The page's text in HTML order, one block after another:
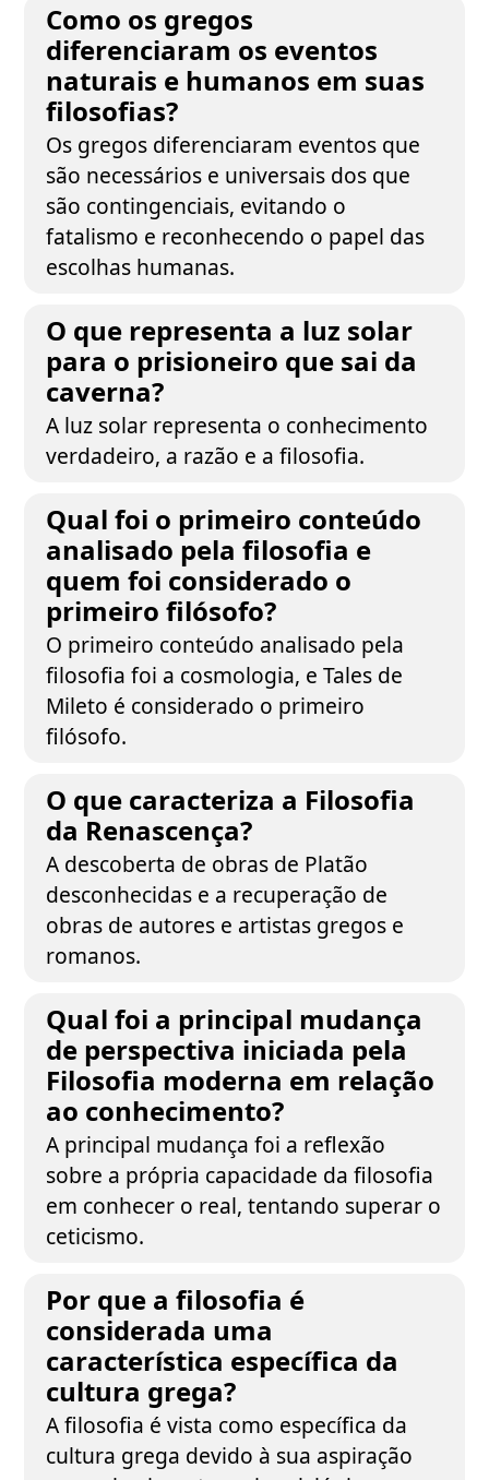
Como os gregos
diferenciaram os eventos
naturais e humanos em suas
filosofias?
Os gregos diferenciaram eventos que
são necessários e universais dos que
são contingenciais, evitando o
fatalismo e reconhecendo o papel das
escolhas humanas.
O que representa a luz solar
para o prisioneiro que sai da
caverna?
A luz solar representa o conhecimento
verdadeiro, a razão e a filosofia.
Qual foi o primeiro conteúdo
analisado pela filosofia e
quem foi considerado o
primeiro filósofo?
O primeiro conteúdo analisado pela
filosofia foi a cosmologia, e Tales de
Mileto é considerado o primeiro
filósofo.
O que caracteriza a Filosofia
da Renascença?
A descoberta de obras de Platão
desconhecidas e a recuperação de
obras de autores e artistas gregos e
romanos.
Qual foi a principal mudança
de perspectiva iniciada pela
Filosofia moderna em relação
ao conhecimento?
A principal mudança foi a reflexão
sobre a própria capacidade da filosofia
em conhecer o real, tentando superar o
ceticismo.
Por que a filosofia é
considerada uma
característica específica da
cultura grega?
A filosofia é vista como específica da
cultura grega devido à sua aspiração